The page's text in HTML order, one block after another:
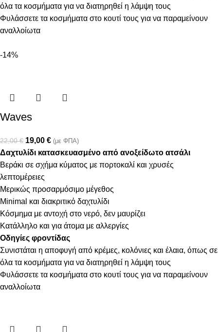
όλα τα κοσμήματα για να διατηρηθεί η λάμψη τους
Φυλάσσετε τα κοσμήματα στο κουτί τους για να παραμείνουν
αναλλοίωτα
-14%
Waves
22,00€ 19,00 € (με ΦΠΑ)
Δαχτυλίδι κατασκευασμένο από ανοξείδωτο ατσάλι
Βεράκι σε σχήμα κύματος με πορτοκαλί και χρυσές
λεπτομέρειες
Μερικώς προσαρμόσιμο μέγεθος
Minimal και διακριτικό δαχτυλίδι
Κόσμημα με αντοχή στο νερό, δεν μαυρίζει
Κατάλληλο και για άτομα με αλλεργίες
Οδηγίες φροντίδας
Συνιστάται η αποφυγή από κρέμες, κολόνιες και έλαια, όπως σε
όλα τα κοσμήματα για να διατηρηθεί η λάμψη τους
Φυλάσσετε τα κοσμήματα στο κουτί τους για να παραμείνουν
αναλλοίωτα